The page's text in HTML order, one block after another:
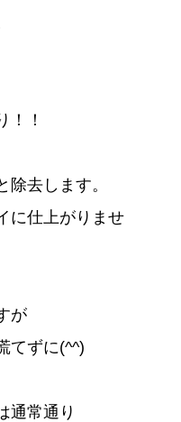
！！
除去します。
に仕上がりませ
が
てずに(^^)
通常通り